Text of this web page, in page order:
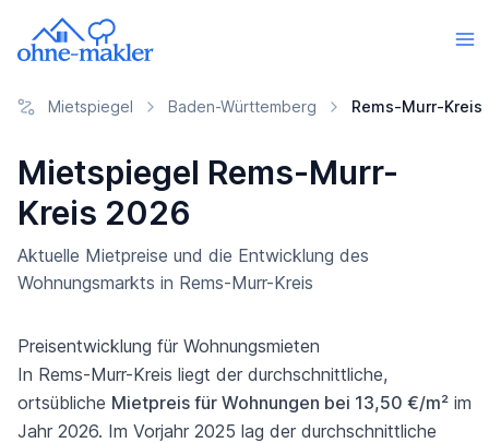
Mietspiegel Baden-Württemberg Rems-Murr-Kreis
Mietspiegel Rems-Murr-
Kreis 2026
Aktuelle Mietpreise und die Entwicklung des
Wohnungsmarkts in Rems-Murr-Kreis
Preisentwicklung für Wohnungsmieten
In Rems-Murr-Kreis liegt der durchschnittliche,
ortsübliche Mietpreis für Wohnungen bei 13,50 €/m² im
Jahr 2026. Im Vorjahr 2025 lag der durchschnittliche